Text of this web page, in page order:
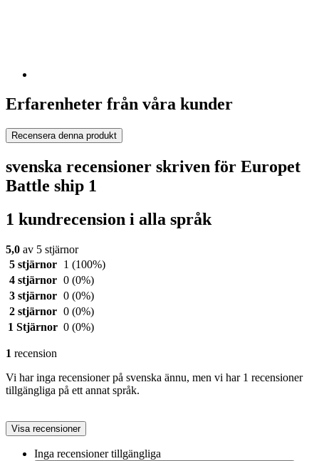
Erfarenheter från våra kunder
Recensera denna produkt
svenska recensioner skriven för Europet
Battle ship 1
1 kundrecension i alla språk
5,0 av 5 stjärnor
5 stjärnor
1 (100%)
4 stjärnor 0 (0%)
3 stjärnor 0 (0%)
2 stjärnor 0 (0%)
1 Stjärnor 0 (0%)
1 recension
Vi har inga recensioner på svenska ännu, men vi har 1 recensioner
tillgängliga på ett annat språk.
Visa recensioner
Inga recensioner tillgängliga